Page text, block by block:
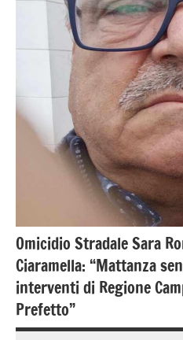
Omicidio Stradale Sara
Ciaramella: “Mattanza
interventi di Regione
Prefetto”